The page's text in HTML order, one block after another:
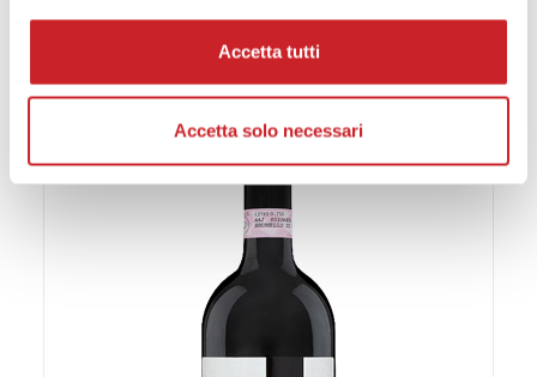
momento dalla Dichiarazione sui cookie o facendo clic
sull'icona di attivazione della privacy.
Approfondisci come vengono elaborati i tuoi dati personali
e imposta le tue preferenze nellasezione dettagli
modificare o ritirare il tuo consenso in qualsiasi momento
dalla Dichiarazione sui cookie.
Utilizziamo i cookie per personalizzare contenuti ed
annunci, per fornire funzionalità dei social media e per
analizzare il nostro traffico. Condividiamo inoltre
informazioni sul modo in cui utilizza il nostro sito con i
nostri partner che si occupano di analisi dei dati web,
Accetta tutti
Accetta solo necessari